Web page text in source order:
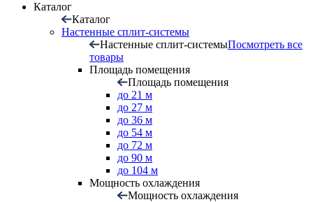
Каталог
Каталог
Настенные сплит-системы
Настенные сплит-системыПосмотреть все
товары
Площадь помещения
Площадь помещения
до 21 м
до 27 м
до 36 м
до 54 м
до 72 м
до 90 м
до 104 м
Мощность охлаждения
Мощность охлаждения